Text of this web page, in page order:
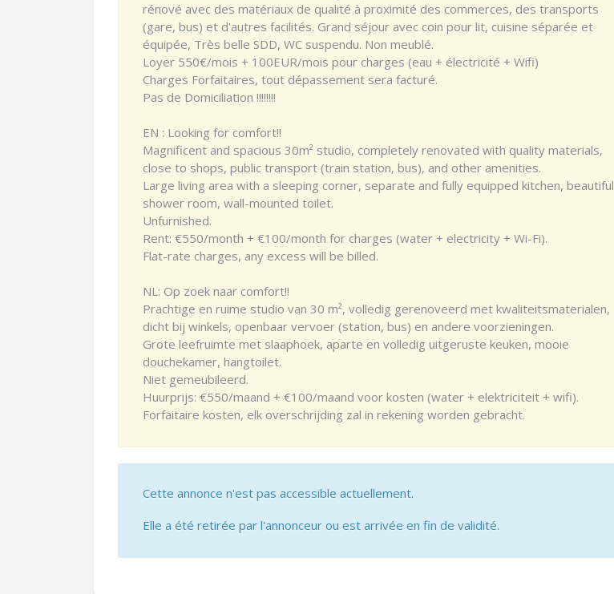
rénové avec des matériaux de qualité à proximité des commerces, des transports
(gare, bus) et d'autres facilités. Grand séjour avec coin pour lit, cuisine séparée et
équipée, Très belle SDD, WC suspendu. Non meublé.
Loyer 550€/mois + 100EUR/mois pour charges (eau + électricité + Wifi)
Charges Forfaitaires, tout dépassement sera facturé.
Pas de Domiciliation !!!!!!!!
EN : Looking for comfort!!
Magnificent and spacious 30m² studio, completely renovated with quality materials,
close to shops, public transport (train station, bus), and other amenities.
Large living area with a sleeping corner, separate and fully equipped kitchen, beautiful
shower room, wall-mounted toilet.
Unfurnished.
Rent: €550/month + €100/month for charges (water + electricity + Wi-Fi).
Flat-rate charges, any excess will be billed.
NL: Op zoek naar comfort!!
Prachtige en ruime studio van 30 m², volledig gerenoveerd met kwaliteitsmaterialen,
dicht bij winkels, openbaar vervoer (station, bus) en andere voorzieningen.
Grote leefruimte met slaaphoek, aparte en volledig uitgeruste keuken, mooie
douchekamer, hangtoilet.
Niet gemeubileerd.
Huurprijs: €550/maand + €100/maand voor kosten (water + elektriciteit + wifi).
Forfaitaire kosten, elk overschrijding zal in rekening worden gebracht.
Cette annonce n'est pas accessible actuellement.
Elle a été retirée par l'annonceur ou est arrivée en fin de validité.